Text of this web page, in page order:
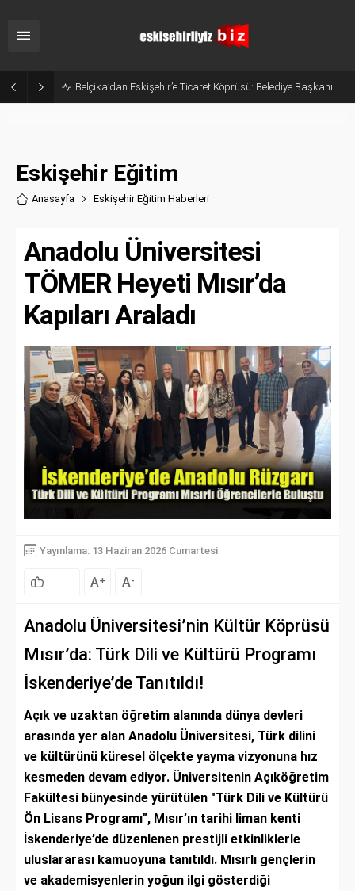
Eskişehir’in Gururu Elif Ertek Millî Takım Kampına Davet Edildi!
Eskişehir Eğitim
Anasayfa Eskişehir Eğitim Haberleri
Anadolu Üniversitesi
TÖMER Heyeti Mısır’da
Kapıları Araladı
Yayınlama: 13 Haziran 2026 Cumartesi
A+ A-
Anadolu Üniversitesi’nin Kültür Köprüsü
Mısır’da: Türk Dili ve Kültürü Programı
İskenderiye’de Tanıtıldı!
Açık ve uzaktan öğretim alanında dünya devleri
arasında yer alan Anadolu Üniversitesi, Türk dilini
ve kültürünü küresel ölçekte yayma vizyonuna hız
kesmeden devam ediyor. Üniversitenin Açıköğretim
Fakültesi bünyesinde yürütülen "Türk Dili ve Kültürü
Ön Lisans Programı", Mısır’ın tarihi liman kenti
İskenderiye’de düzenlenen prestijli etkinliklerle
uluslararası kamuoyuna tanıtıldı. Mısırlı gençlerin
ve akademisyenlerin yoğun ilgi gösterdiği